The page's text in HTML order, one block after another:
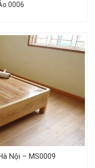
0006
Nội – MS0009